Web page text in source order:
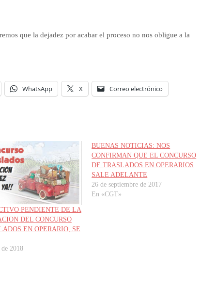
que la dejadez por acabar el proceso no nos obligue a la
WhatsApp X Correo electrónico
PENDIENTE DE LA
DEL CONCURSO
EN OPERARIO, SE
2018
BUENAS NOTICIAS: NOS
CONFIRMAN QUE EL CONCURSO
DE TRASLADOS EN OPERARIOS
SALE ADELANTE
26 de septiembre de 2017
En «CGT»